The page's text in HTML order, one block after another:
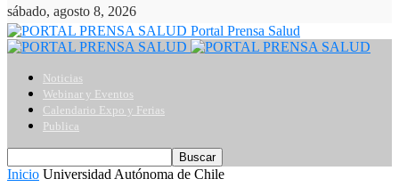
sábado, agosto 8, 2026
Portal Prensa Salud
Noticias
Webinar y Eventos
Calendario Expo y Ferias
Publica
Inicio Universidad Autónoma de Chile